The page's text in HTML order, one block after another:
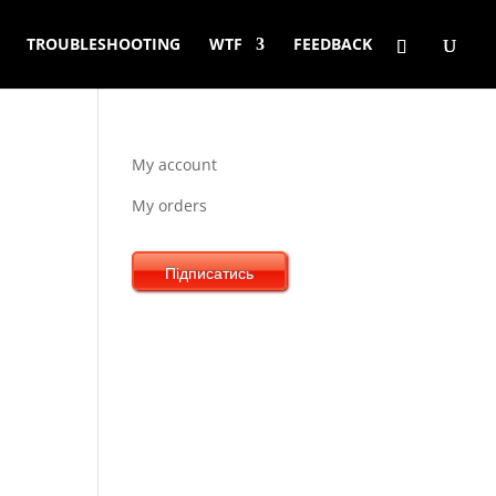
TROUBLESHOOTING WTF FEEDBACK
My account
My orders
Підписатись